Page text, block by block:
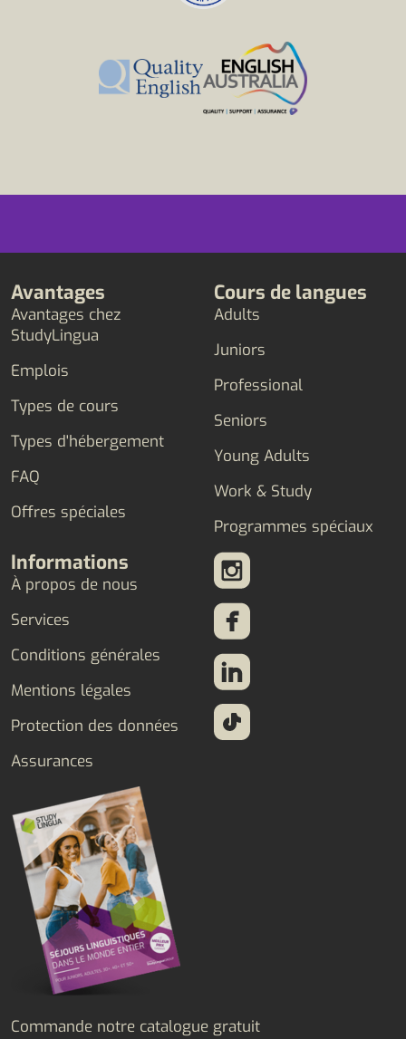
Avantages
Avantages chez
StudyLingua
Emplois
Types de cours
Types d'hébergement
FAQ
Offres spéciales
Cours de langues
Adults
Juniors
Professional
Seniors
Young Adults
Work & Study
Programmes spéciaux
Informations
À propos de nous
Services
Conditions générales
Mentions légales
Protection des données
Assurances
Commande notre catalogue gratuit